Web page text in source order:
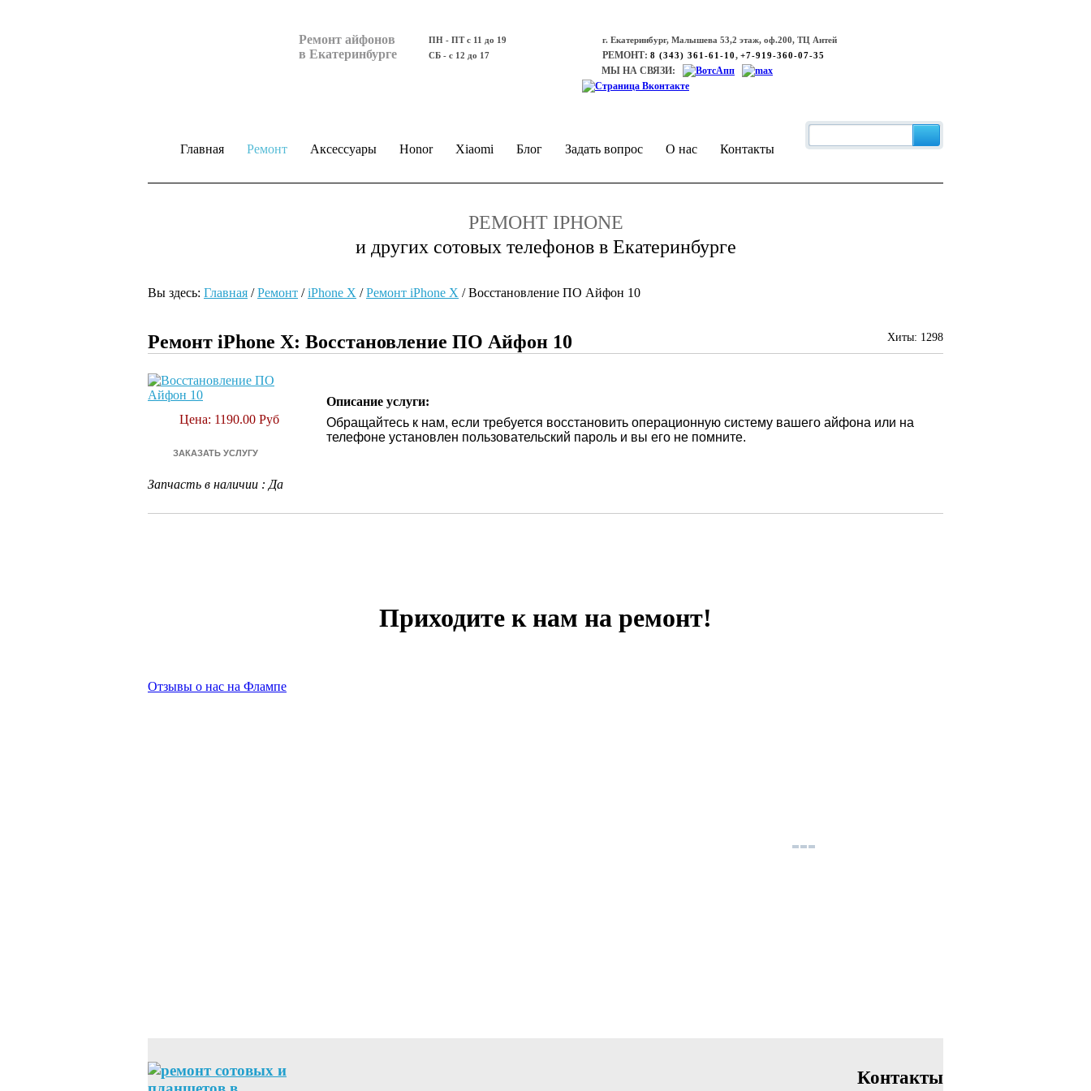
Ремонт айфонов
в Екатеринбурге
ПН - ПТ с 11 до 19
СБ - с 12 до 17
г. Екатеринбург, Малышева 53,2 этаж, оф.200, ТЦ Антей
РЕМОНТ: 8 (343) 361-61-10, +7-919-360-07-35
МЫ НА СВЯЗИ:
Главная Ремонт Аксессуары Honor Xiaomi Блог Задать вопрос О нас Контакты
РЕМОНТ IPHONE
и других сотовых телефонов в Екатеринбурге
Вы здесь: Главная /Ремонт /iPhone X /Ремонт iPhone Х /Восстановление ПО Айфон 10
Хиты: 1298
Ремонт iPhone Х: Восстановление ПО Айфон 10
Цена: 1190.00 Руб
Описание услуги:
Обращайтесь к нам, если требуется восстановить операционную систему вашего айфона или на
телефоне установлен пользовательский пароль и вы его не помните.
Запчасть в наличии : Да
Приходите к нам на ремонт!
Отзывы о нас на Флампе
Контакты